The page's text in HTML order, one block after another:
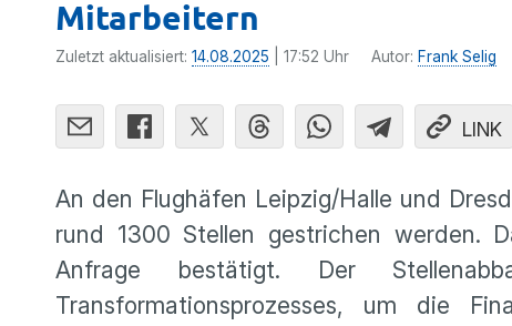
Mitarbeitern
Zuletzt aktualisiert: 14.08.2025 | 17:52 Uhr Autor: Frank Selig
LINK
An den Flughäfen Leipzig/Halle und
rund 1300 Stellen gestrichen werden.
Anfrage bestätigt. Der
Transformationsprozesses, um die